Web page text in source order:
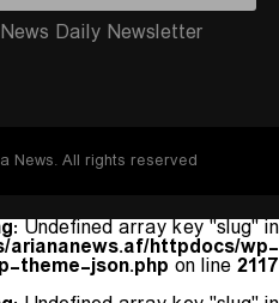
Daily Newsletter
News. All rights reserved!
: Undefined array key "slug" in
ariananews.af/httpdocs/wp-
theme-json.php on line2117